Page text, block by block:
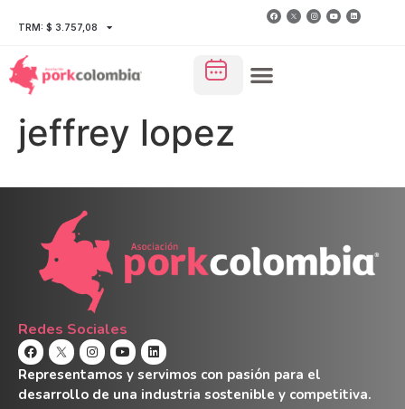
TRM: $ 3.757,08
jeffrey lopez
Redes Sociales
Representamos y servimos con pasión para el
desarrollo de una industria sostenible y competitiva.